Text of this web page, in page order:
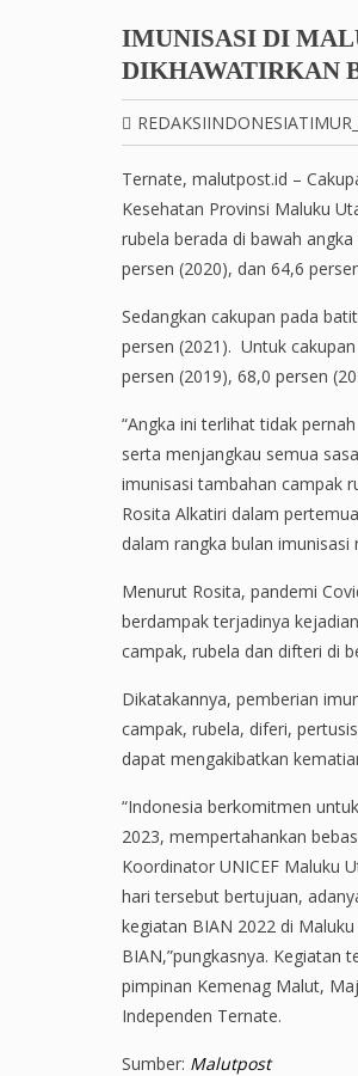
IMUNISASI DI
DIKHAWATIRKAN
Ternate, malutpost.id –
Kesehatan Provinsi Maluku
rubela berada di bawah
persen (2020), dan 64,6
Sedangkan cakupan pada
persen (2021). Untuk
persen (2019), 68,0 persen
“Angka ini terlihat tidak
serta menjangkau semua
imunisasi tambahan campak
Rosita Alkatiri dalam
dalam rangka bulan
Menurut Rosita, pandemi
berdampak terjadinya
campak, rubela dan difteri di
Dikatakannya, pemberian
campak, rubela, diferi,
dapat mengakibatkan
“Indonesia berkomitmen
2023, mempertahankan
Koordinator UNICEF Maluku
hari tersebut bertujuan,
kegiatan BIAN 2022 di
BIAN,”pungkasnya. Kegiatan
pimpinan Kemenag Malut,
Independen Ternate.
Sumber: Malutpost